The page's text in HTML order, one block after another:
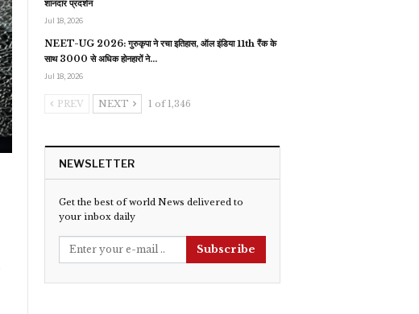
शानदार प्रदर्शन
Jul 18, 2026
NEET-UG 2026: गुरुकृपा ने रचा इतिहास, ऑल इंडिया 11th रैंक के
साथ 3000 से अधिक होनहारों ने…
Jul 18, 2026
PREV NEXT 1 of 1,346
NEWSLETTER
Get the best of world News delivered to
your inbox daily
Subscribe